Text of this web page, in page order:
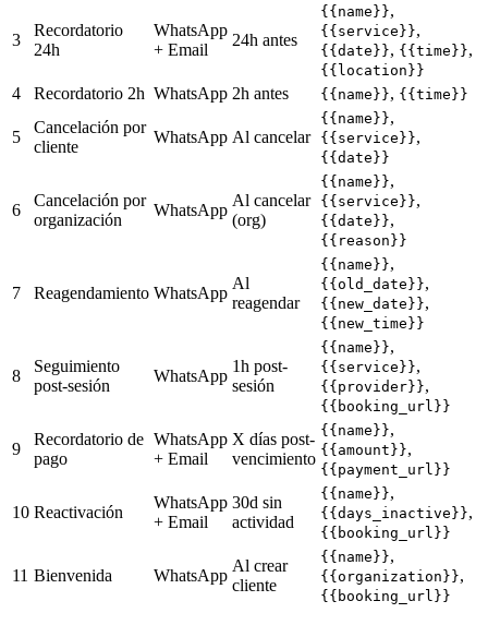
3
Recordatorio
24h
WhatsApp
+ Email
24h antes
{{name}},
{{service}},
{{date}}, {{time}},
{{location}}
4 Recordatorio 2h WhatsApp 2h antes {{name}}, {{time}}
5
Cancelación por
cliente
WhatsApp Al cancelar
{{name}},
{{service}},
{{date}}
6
Cancelación por
organización
WhatsApp
Al cancelar
(org)
{{name}},
{{service}},
{{date}},
{{reason}}
7 Reagendamiento WhatsApp
Al
reagendar
{{name}},
{{old_date}},
{{new_date}},
{{new_time}}
8
Seguimiento
post-sesión
WhatsApp
1h post-
sesión
{{name}},
{{service}},
{{provider}},
{{booking_url}}
9
Recordatorio de
pago
WhatsApp
+ Email
X días post-
vencimiento
{{name}},
{{amount}},
{{payment_url}}
10 Reactivación
WhatsApp
+ Email
30d sin
actividad
{{name}},
{{days_inactive}},
{{booking_url}}
11 Bienvenida WhatsApp
Al crear
cliente
{{name}},
{{organization}},
{{booking_url}}